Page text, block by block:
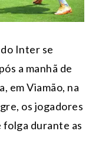
Inter se
a manhã de
em Viamão, na
os jogadores
durante as